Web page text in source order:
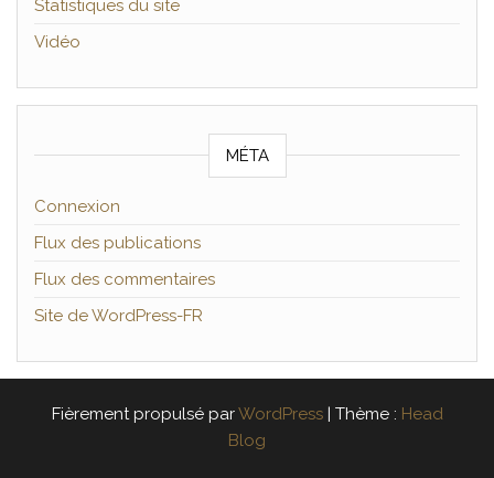
Statistiques du site
Vidéo
MÉTA
Connexion
Flux des publications
Flux des commentaires
Site de WordPress-FR
Fièrement propulsé parWordPress | Thème : Head
Blog